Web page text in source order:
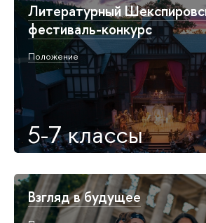
Литературный
фестиваль-конкурс
Положение
5-7 классы
Взгляд в будущее